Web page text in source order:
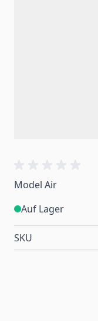
Model Air
Auf Lager
SKU